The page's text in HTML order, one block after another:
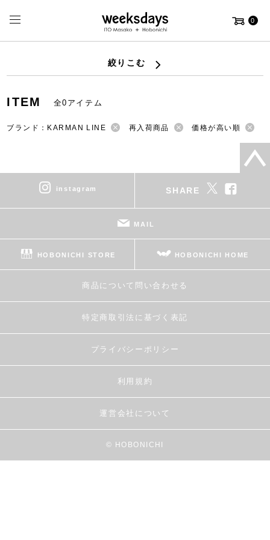
0
絞りこむ
ITEM 全0アイテム
ブランド：KARMAN LINE 再入荷商品 価格が高い順
instagram SHARE
MAIL
HOBONICHI STORE HOBONICHI HOME
商品について問い合わせる
特定商取引法に基づく表記
プライバシーポリシー
利用規約
運営会社について
© HOBONICHI